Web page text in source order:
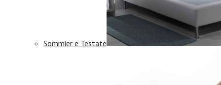
Sommier e Testate